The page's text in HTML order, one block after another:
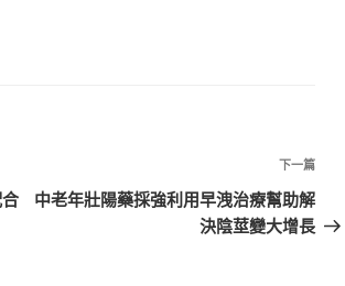
下
一
篇
下一篇
中老年壯陽藥採強利用早洩治療幫助解
決陰莖變大增長